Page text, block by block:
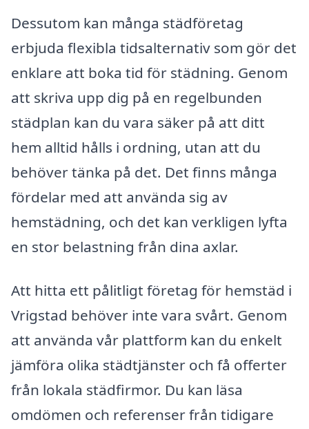
Dessutom kan många städföretag
erbjuda flexibla tidsalternativ som gör det
enklare att boka tid för städning. Genom
att skriva upp dig på en regelbunden
städplan kan du vara säker på att ditt
hem alltid hålls i ordning, utan att du
behöver tänka på det. Det finns många
fördelar med att använda sig av
hemstädning, och det kan verkligen lyfta
en stor belastning från dina axlar.
Att hitta ett pålitligt företag för hemstäd i
Vrigstad behöver inte vara svårt. Genom
att använda vår plattform kan du enkelt
jämföra olika städtjänster och få offerter
från lokala städfirmor. Du kan läsa
omdömen och referenser från tidigare